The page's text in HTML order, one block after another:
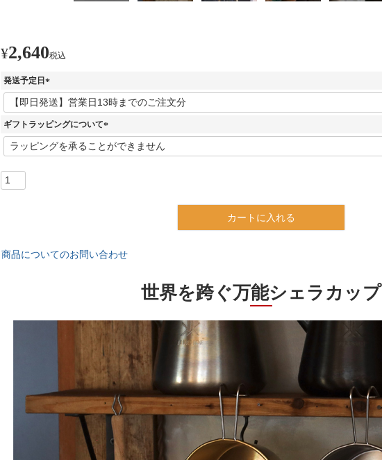
¥2,640税込
発送予定日
(
必
須
ギフトラッピングについて
(
必
カートに入れる
商品についてのお問い合わせ
世界を跨ぐ万能シェラカップ